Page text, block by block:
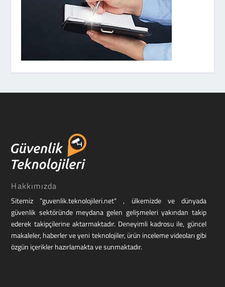
Hakkımızda
Sitemiz “guvenlik.teknolojileri.net” , ülkemizde ve dünyada
güvenlik sektöründe meydana gelen gelişmeleri yakından takip
ederek takipçilerine aktarmaktadır. Deneyimli kadrosu ile, güncel
makaleler, haberler ve yeni teknolojiler, ürün inceleme videoları gibi
özgün içerikler hazırlamakta ve sunmaktadır.